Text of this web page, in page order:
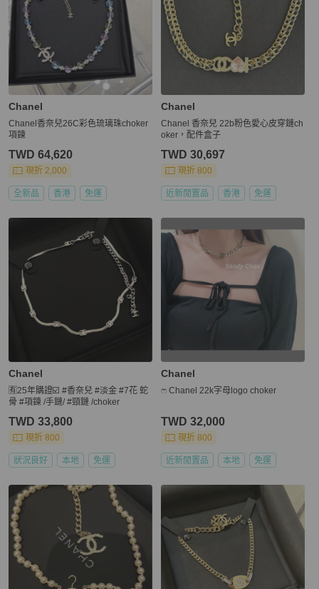
Chanel
Chanel香奈兒26C彩色琉璃珠choker
項鍊
TWD 64,620
現折 2,000
全新品 香港 免運
Chanel
Chanel 香奈兒 22b粉色愛心皮穿鏈ch
oker，配件盒子
TWD 30,697
現折 800
近新閒置品 香港 免運
Chanel
🈶25年購證☑️ #香奈兒 #淡金 #7花 蛇
骨 #項鍊 /手鏈/ #頸鏈 /choker
TWD 33,800
現折 800
狀況良好 本地 免運
Chanel
ෆ Chanel 22k字母logo choker
TWD 32,000
現折 800
近新閒置品 本地 免運